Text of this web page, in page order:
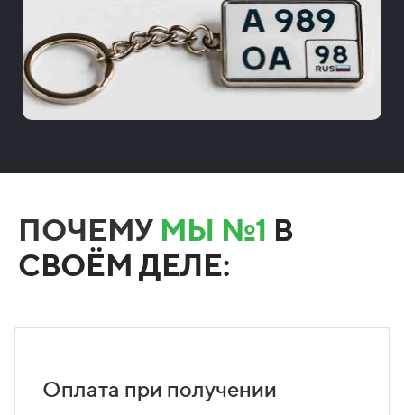
ПОЧЕМУ МЫ №1 В
СВОЁМ ДЕЛЕ:
Оплата при получении